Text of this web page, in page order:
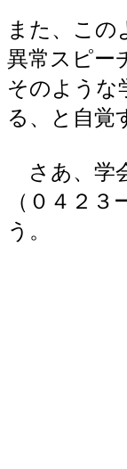
また、この
異常スピー
そのような
る、と自覚
さあ、学
（０４２
う。